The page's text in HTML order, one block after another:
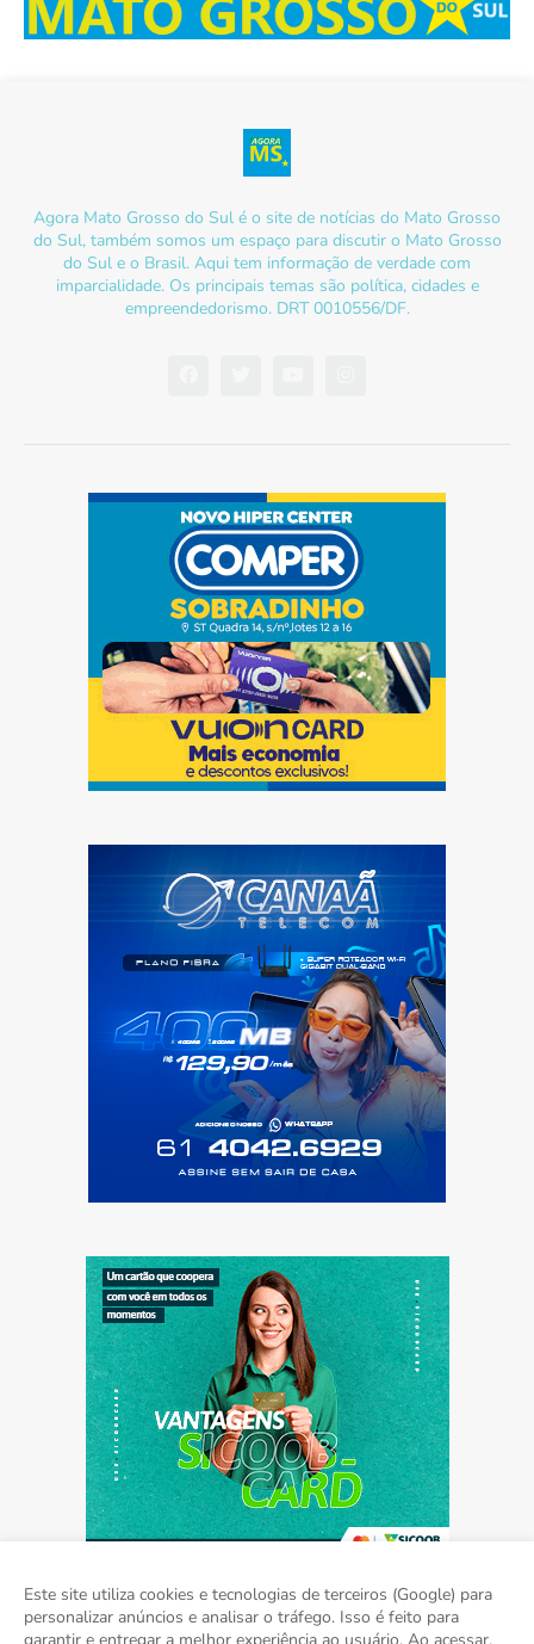
Agora Mato Grosso do Sul é o site de notícias do Mato Grosso
do Sul, também somos um espaço para discutir o Mato Grosso
do Sul e o Brasil. Aqui tem informação de verdade com
imparcialidade. Os principais temas são política, cidades e
empreendedorismo. DRT 0010556/DF.
Este site utiliza cookies e tecnologias de terceiros (Google) para
personalizar anúncios e analisar o tráfego. Isso é feito para